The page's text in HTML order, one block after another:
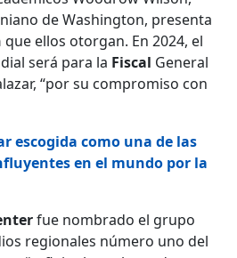
de Washington, presenta
que ellos otorgan. En 2024, el
será para la Fiscal General
“por su compromiso con
escogida como una de las
en el mundo por la
fue nombrado el grupo
regionales número uno del